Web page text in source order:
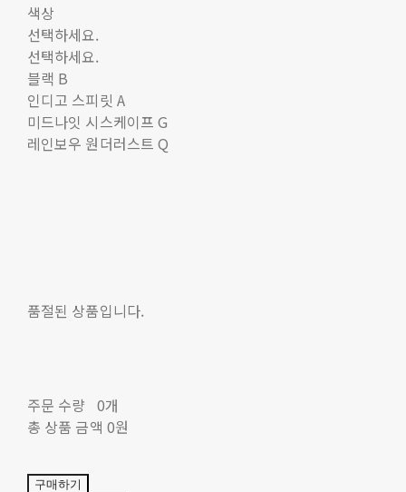
색상
선택하세요.
선택하세요.
블랙 B
인디고 스피릿 A
미드나잇 시스케이프 G
레인보우 원더러스트 Q
품절된 상품입니다.
주문 수량 0개
총 상품 금액 0원
구매하기